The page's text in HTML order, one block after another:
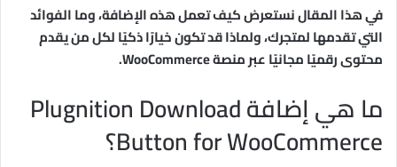
في هذا المقال نستعرض كيف تعمل هذه الإضافة، وما الفوائد
التي تقدمها لمتجرك، ولماذا قد تكون خيارًا ذكيًا لكل من يقدم
محتوى رقميًا مجانيًا عبر منصة WooCommerce.
ما هي إضافة Plugnition Download
Button for WooCommerce؟